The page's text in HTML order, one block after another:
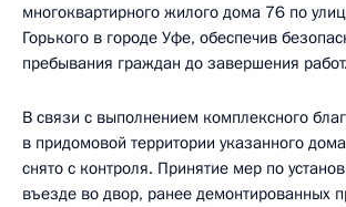
многоквартирного жилого дома 76 по
Горького в городе Уфе, обеспечив
пребывания граждан до завершения работ.
В связи с выполнением комплексного
в придомовой территории указанного
снято с контроля. Принятие мер по
въезде во двор, ранее демонтированных